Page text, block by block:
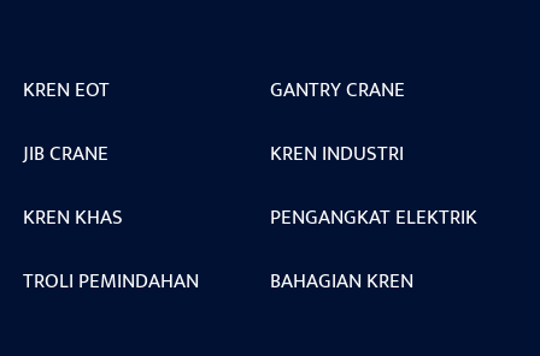
KREN EOT
GANTRY CRANE
JIB CRANE
KREN INDUSTRI
KREN KHAS
PENGANGKAT ELEKTRIK
TROLI PEMINDAHAN
BAHAGIAN KREN